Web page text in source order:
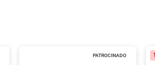
PATROCINADO